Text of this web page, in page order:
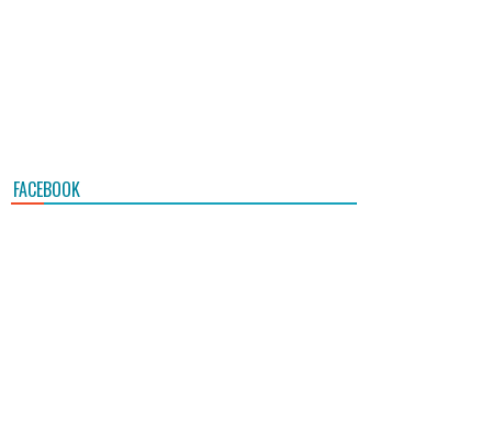
FACEBOOK